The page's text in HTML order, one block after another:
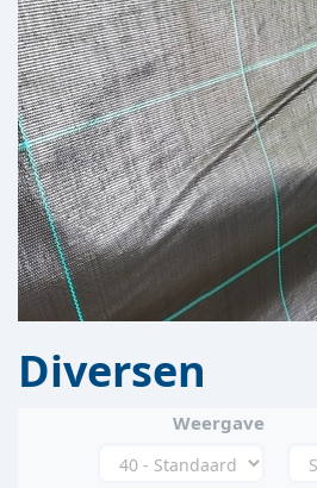
Diversen
Weergave